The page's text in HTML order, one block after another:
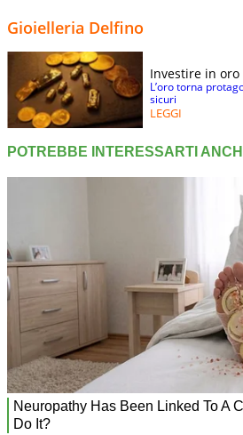
Gioielleria Delfino
Investire in oro
L’oro torna
sicuri
LEGGI